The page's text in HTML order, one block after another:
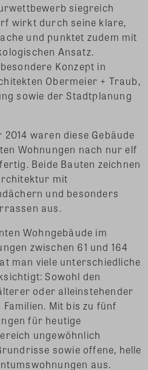
siegreich
wirkt durch seine klare,
und punktet zudem mit
Ansatz.
Konzept in
Obermeier + Traub,
sowie der Stadtplanung
waren diese Gebäude
Wohnungen nach nur elf
Beide Bauten zeichnen
mit
und besonders
aus.
Wohngebäude im
zwischen 61 und 164
man viele unterschiedliche
Sowohl den
oder alleinstehender
Mit bis zu fünf
für heutige
ungewöhnlich
sowie offene, helle
aus.